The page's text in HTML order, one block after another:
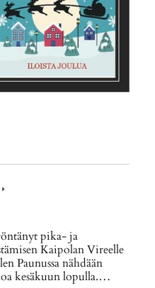
pika- ja
Kaipolan Vireelle
Paunussa nähdään
kesäkuun lopulla.…